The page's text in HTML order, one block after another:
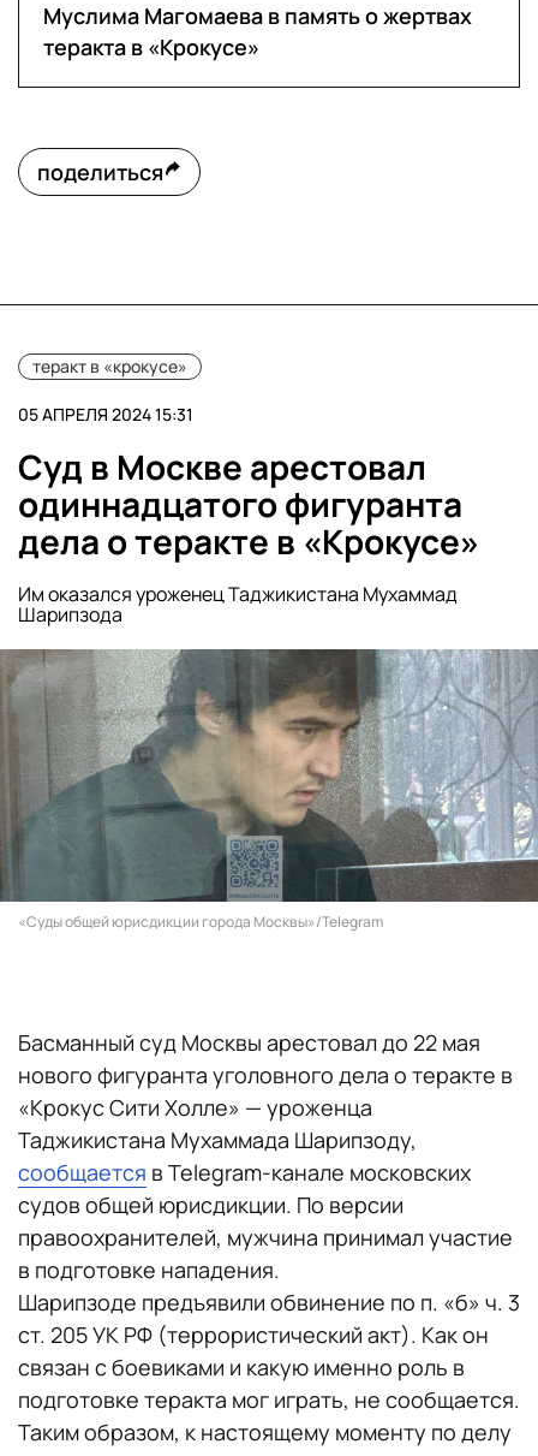
Муслима Магомаева в память о жертвах
теракта в «Крокусе»
поделиться
теракт в «крокусе»
05 АПРЕЛЯ 2024 15:31
Суд в Москве арестовал
одиннадцатого фигуранта
дела о теракте в «Крокусе»
Им оказался уроженец Таджикистана Мухаммад
Шарипзода
«Суды общей юрисдикции города Москвы»/Telegram
Басманный суд Москвы арестовал до 22 мая
нового фигуранта уголовного дела о теракте в
«Крокус Сити Холле» — уроженца
Таджикистана Мухаммада Шарипзоду,
сообщается в Telegram-канале московских
судов общей юрисдикции. По версии
правоохранителей, мужчина принимал участие
в подготовке нападения.
Шарипзоде предъявили обвинение по п. «б» ч. 3
ст. 205 УК РФ (террористический акт). Как он
связан с боевиками и какую именно роль в
подготовке теракта мог играть, не сообщается.
Таким образом, к настоящему моменту по делу